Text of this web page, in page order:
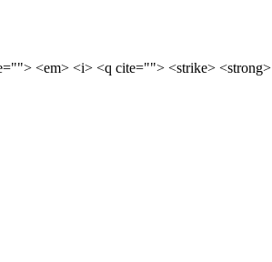
<em> <i> <q cite=""> <strike> <strong>